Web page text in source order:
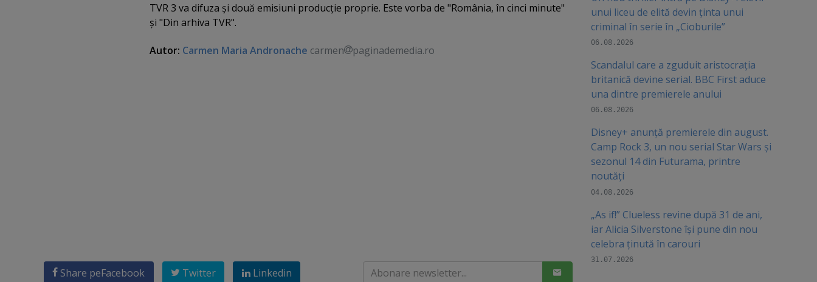
TVR 3 va difuza şi două emisiuni producţie proprie. Este vorba de "România, în cinci minute"
şi "Din arhiva TVR".
Autor: Carmen Maria Andronache carmen paginademedia.ro
Share peFacebook Twitter Linkedin
unui liceu de elită devin ținta unui
criminal în serie în „Cioburile”
06.08.2026
Scandalul care a zguduit aristocrația
britanică devine serial. BBC First aduce
una dintre premierele anului
06.08.2026
Disney+ anunță premierele din august.
Camp Rock 3, un nou serial Star Wars și
sezonul 14 din Futurama, printre
noutăți
04.08.2026
„As if!” Clueless revine după 31 de ani,
iar Alicia Silverstone își pune din nou
celebra ținută în carouri
31.07.2026